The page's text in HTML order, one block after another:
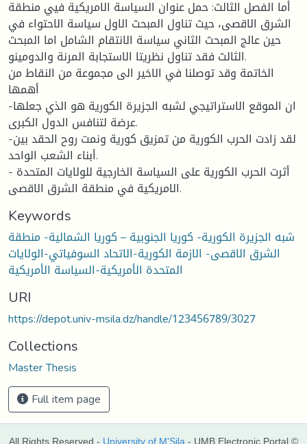
أما الفصل الثالث: حمل عنوان السياسة الامريكية فيي منطقة
الشرق الاقصى، حيث تناول المبحث الاول سياسة الاحتواء في
حين عالج المبحث الثاني سياسة الانتقام الشامل اما المبحث
الثالث فقد تناول نظريتا الاستجابة المرنة والدومينو.
الخاتمة وقد توصلنا في الاخير الى مجموعة من النقاط من
أهمها
-ان الموقع الاستراتيجي لشبه الجزيرة الكورية هو الذي جعلها
عرضة لتنافس الدول الكبرى.
-لقد زادت الحرب الكورية من تمزيق كورية ونمت روح الحقد بين
أبناء الشعب الواحد.
- أثرت الحرب الكورية على السياسة الخارجية للولايات المتحدة
الامريكية في منطقة الشرق الاقصى.
Keywords
شبه الجزيرة الكورية- كوريا الجنوبية – كوريا الشمالية- منطقة
الشرق الاقصى- الازمة الكورية-الاتحاد السوفياتي-الولايات
المتحدة الأمريكية-السياسة الأمريكية
URI
https://depot.univ-msila.dz/handle/123456789/3027
Collections
Master Thesis
Full item page
All Rights Reserved - University of M'Sila - UMB Electronic Portal ©